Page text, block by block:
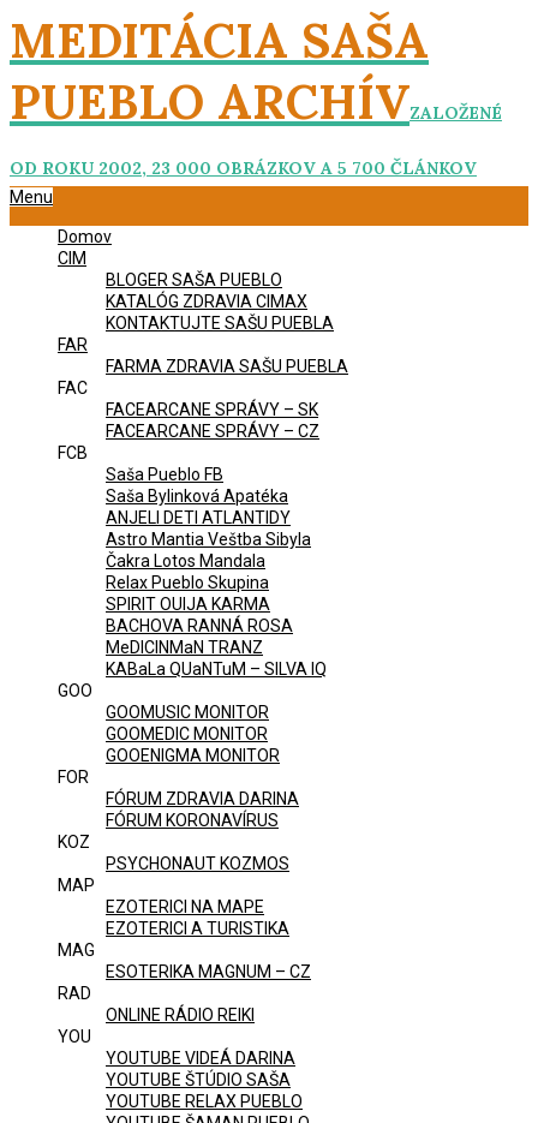
Skip
to
content
MEDITÁCIA SAŠA
PUEBLO ARCHÍVZALOŽENÉ
OD ROKU 2002, 23 000 OBRÁZKOV A 5 700 ČLÁNKOV
Primary
Menu
Domov
CIM
BLOGER SAŠA PUEBLO
KATALÓG ZDRAVIA CIMAX
KONTAKTUJTE SAŠU PUEBLA
FAR
FARMA ZDRAVIA SAŠU PUEBLA
FAC
FACEARCANE SPRÁVY – SK
FACEARCANE SPRÁVY – CZ
FCB
Saša Pueblo FB
Saša Bylinková Apatéka
ANJELI DETI ATLANTIDY
Astro Mantia Veštba Sibyla
Čakra Lotos Mandala
Relax Pueblo Skupina
SPIRIT OUIJA KARMA
BACHOVA RANNÁ ROSA
MeDICINMaN TRANZ
KABaLa QUaNTuM – SILVA IQ
GOO
GOOMUSIC MONITOR
GOOMEDIC MONITOR
GOOENIGMA MONITOR
FOR
FÓRUM ZDRAVIA DARINA
FÓRUM KORONAVÍRUS
KOZ
PSYCHONAUT KOZMOS
MAP
EZOTERICI NA MAPE
EZOTERICI A TURISTIKA
MAG
ESOTERIKA MAGNUM – CZ
RAD
ONLINE RÁDIO REIKI
YOU
YOUTUBE VIDEÁ DARINA
YOUTUBE ŠTÚDIO SAŠA
YOUTUBE RELAX PUEBLO